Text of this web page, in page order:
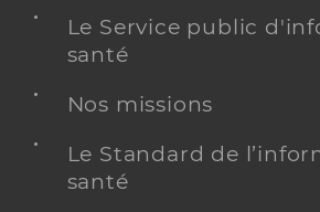
Le Service public
santé
Nos missions
Le Standard de
santé